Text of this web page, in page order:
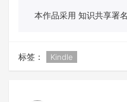
本作品采用 知识共享署
标签： Kindle